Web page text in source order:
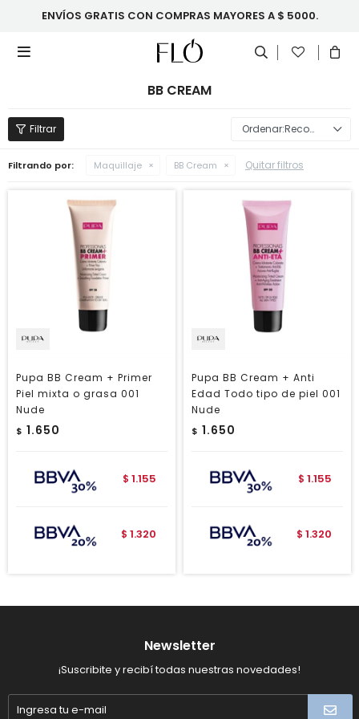
ENVÍOS GRATIS CON COMPRAS MAYORES A $ 5000.

BB CREAM
Recomendados
Filtrando por: Maquillaje BB Cream Quitar filtros
Pupa BB Cream + Primer
Piel mixta o grasa 001
Nude
$ 1.650
$ 1.155
$ 1.320
Pupa BB Cream + Anti
Edad Todo tipo de piel 001
Nude
$ 1.650
$ 1.155
$ 1.320
Newsletter
¡Suscribite y recibí todas nuestras novedades!